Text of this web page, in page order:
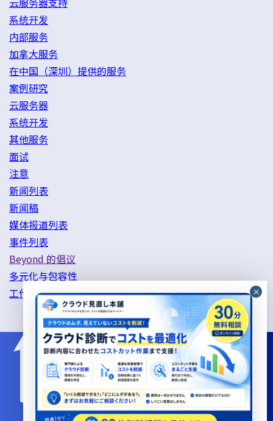
系统开发
内部服务
加拿大服务
在中国（深圳）提供的服务
案例研究
云服务器
系统开发
其他服务
面试
注意
新闻列表
新闻稿
媒体报道列表
事件列表
Beyond 的倡议
多元化与包容性
工作方式改革举措